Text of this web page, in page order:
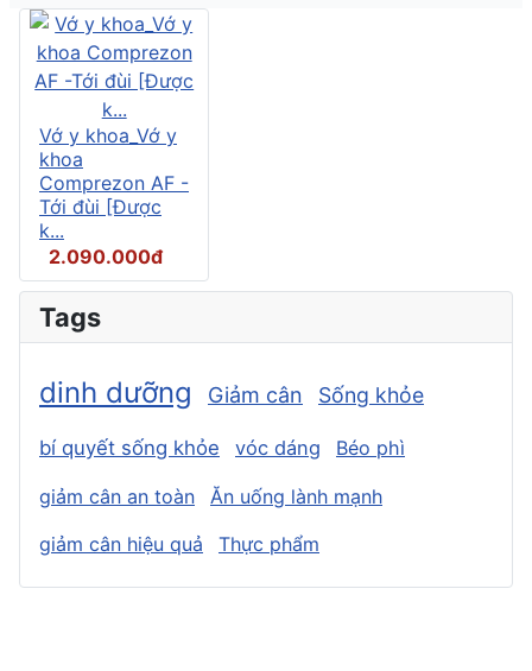
Vớ y khoa_Vớ y
khoa
Comprezon AF -
Tới đùi [Được
k...
2.090.000đ
Tags
dinh dưỡng Giảm cân Sống khỏe
bí quyết sống khỏe vóc dáng Béo phì
giảm cân an toàn
Ăn uống lành mạnh
giảm cân hiệu quả
Thực phẩm